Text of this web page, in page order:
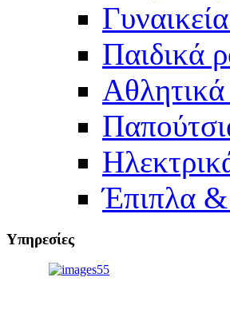
Παιδικά
Αθλητικά
Έπιπλα &
Υπηρεσίες